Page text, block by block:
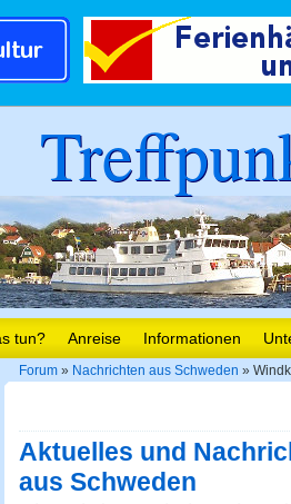
tun? Anreise Informationen
Forum » Nachrichten aus Schweden »
Aktuelles und
aus Schweden